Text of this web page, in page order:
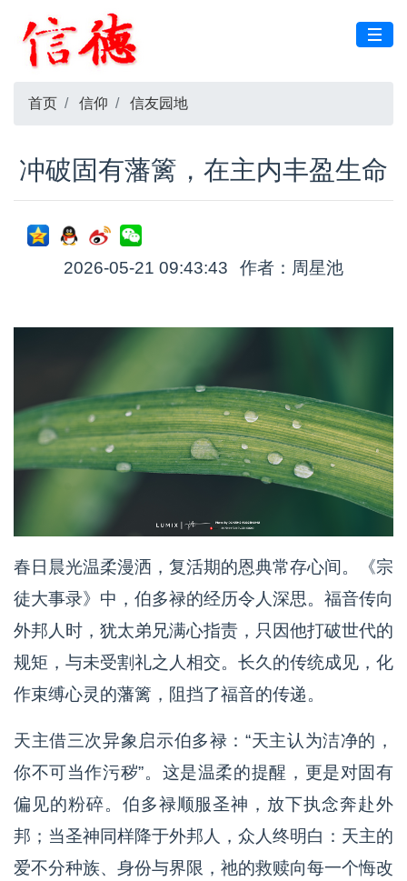
首页 信仰 信友园地
冲破固有藩篱，在主内丰盈生命
2026-05-21 09:43:43 作者：周星池
春日晨光温柔漫洒，复活期的恩典常存心间。《宗
徒大事录》中，伯多禄的经历令人深思。福音传向
外邦人时，犹太弟兄满心指责，只因他打破世代的
规矩，与未受割礼之人相交。长久的传统成见，化
作束缚心灵的藩篱，阻挡了福音的传递。
天主借三次异象启示伯多禄：“天主认为洁净的，
你不可当作污秽”。这是温柔的提醒，更是对固有
偏见的粉碎。伯多禄顺服圣神，放下执念奔赴外
邦；当圣神同样降于外邦人，众人终明白：天主的
爱不分种族、身份与界限，祂的救赎向每一个悔改